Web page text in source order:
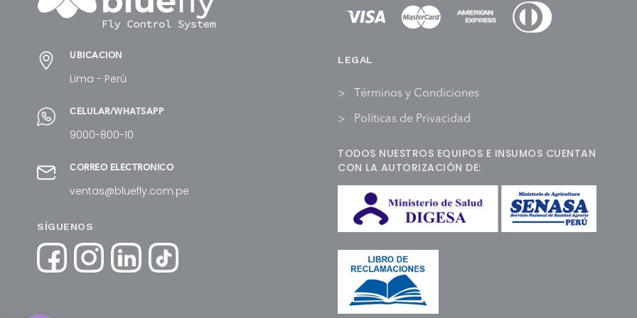
UBICACIÓN
Lima - Perú
CELULAR/WHATSAPP
9000-800-10
CORREO ELECTRÓNICO
ventas@bluefly.com.pe
SÍGUENOS
LEGAL
Términos y Condiciones
Políticas de Privacidad
TODOS NUESTROS EQUIPOS E INSUMOS CUENTAN
CON LA AUTORIZACIÓN DE: